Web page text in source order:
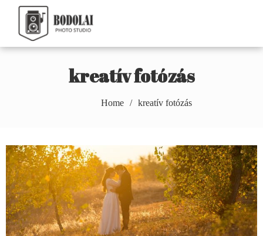
content
Photography
kreatív fotózás
Home kreatív fotózás